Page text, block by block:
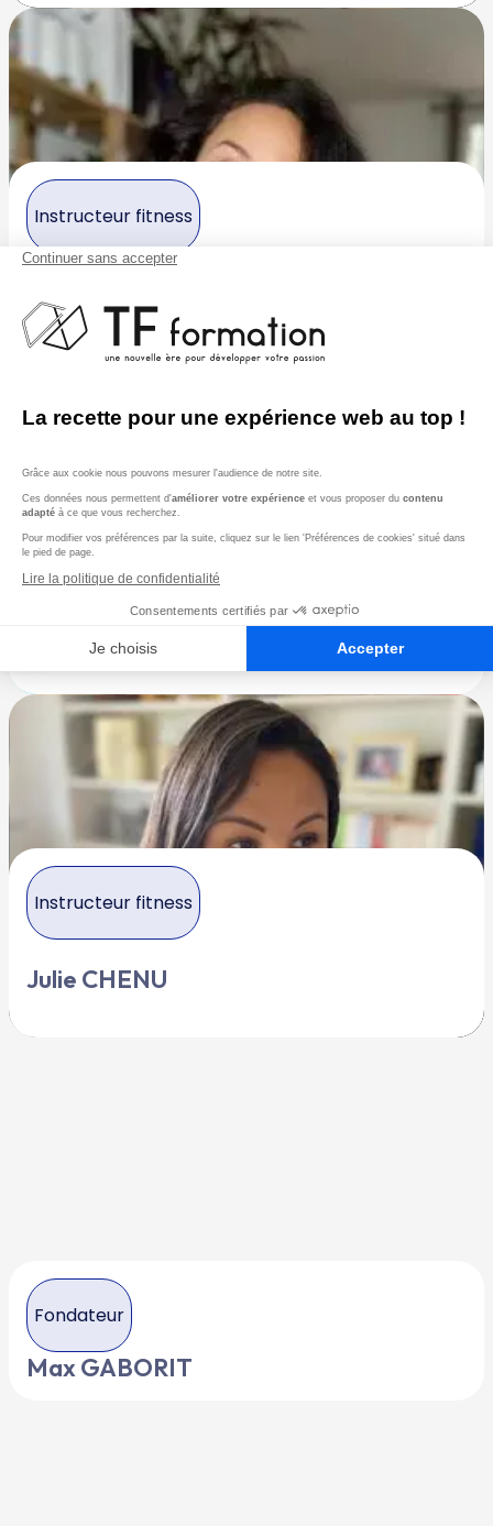
Instructeur fitness
Instructeur fitness
Baptiste LAMAISON
Instructeur fitness
Julie CHENU
Fondateur
Max GABORIT